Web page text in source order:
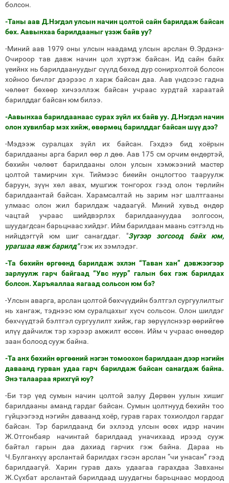
болсон.
-Таны аав Д.Нэгдэл улсын начин цолтой сайн барилдаж байсан
бөх. Аавынхаа барилдааныг үзэж байв уу?
-Миний аав 1979 оны улсын наадамд улсын арслан Ө.Эрдэнэ-
Очироор тав давж начин цол хүртэж байсан. Ид сайн байх
үеийнх нь барилдаануудыг сүүлд бөхөд дур сонирхолтой болсон
хойноо бичлэг дээрээс л харж байсан даа. Аав үндсээс гадна
чөлөөт бөхөөр хичээллэж байсан учраас хурдтай хараатай
барилддаг байсан юм билээ.
-Аавынхаа барилдаанаас сурах зүйл их байв уу. Д.Нэгдэл начин
олон хувилбар мэх хийж, өвөрмөц барилддаг байсан шүү дээ?
-Мэдээж суралцах зүйл их байсан. Гэхдээ бид хоёрын
барилдааны арга барил өөр л дөө. Аав 175 см орчим өндөртэй,
бөхийн чөлөөт барилдааны олон улсын хэмжээний мастер
цолтой тамирчин хүн. Тиймээс биеийн онцлогтоо тааруулж
баруун, зүүн хөл авах, мушгиж тонгорох гээд олон төрлийн
барилдаантай байсан. Харамсалтай нь зарим нэг шалтгааны
улмаас олон жил барилдаж чадаагүй. Миний хувьд өндөр
чацтай учраас шийдвэрлэх барилдаануудаа золгосон,
шуудагдсан барьцнаас хийдэг. Ийм барилдаан маань сэтгэлд нь
нийцдэггүй юм шиг санагддаг. "Зүгээр зогсоод байх юм,
урагшаа явж барилд"гэж их зэмлэдэг.
-Та бөхийн өргөөнд барилдаж эхлэн “Таван хан” дэвжээгээр
зарлуулж гарч байгаад “Увс нуур” галын бөх гэж барилдах
болсон. Харъяаллаа яагаад сольсон юм бэ?
-Улсын аварга, арслан цолтой бөхчүүдийн бэлтгэл сургуулилтыг
нь хангаж, тэднээс юм суралцахыг хүсч сольсон. Олон шилдэг
бөхчүүдтэй бэлтгэл сургуулилт хийж, гар зөрүүлснээр өөрийгөө
илүү дайчилж тэр хэрээр амжилт өссөн. Ийм ч учраас өнөөдөр
заан болоод сууж байна.
-Та анх бөхийн өргөөний нэгэн томоохон барилдаан дээр нэгийн
даваанд гурван удаа гарч барилдаж байсан санагдаж байна.
Энэ талаараа ярихгүй юу?
-Би тэр үед сумын начин цолтой залуу Дөрвөн уулын хишиг
барилдааны аманд гардаг байсан. Сумын цолтнууд бөхийн тоо
гүйцээгээд нэгийн даваанд хоёр, гурав гарах тохиолдол гардаг
байсан. Тэр барилдаанд би эхлээд улсын өсөх идэр начин
Ж.Отгонбаяр начинтай барилдаад уначихаад ирээд сууж
байтал гарын даа дахиад гарчих гэж байна. Дараа нь
Ч.Булганхүү арслантай барилдах гэсэн арслан “чи унасан” гээд
барилдаагүй. Харин гурав дахь удаагаа гарахдаа Завханы
Ж.Сүхбат арслантай барилдаад шуудагны барьцнаас мордоод